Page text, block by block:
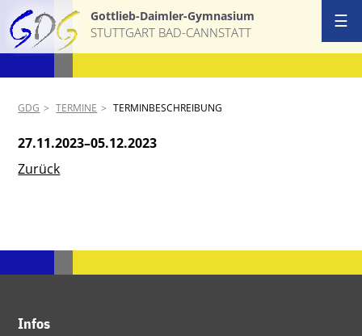
Gottlieb-Daimler-Gymnasium
STUTTGART BAD-CANNSTATT
GDG TERMINE TERMINBESCHREIBUNG
27.11.2023–05.12.2023
Zurück
☰
Infos